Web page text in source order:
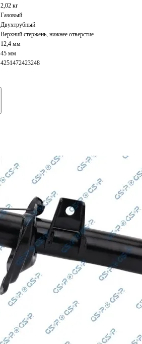
2,02 кг
Газовый
Двухтрубный
Верхний стержень, нижнее отверстие
12,4 мм
45 мм
4251472423248